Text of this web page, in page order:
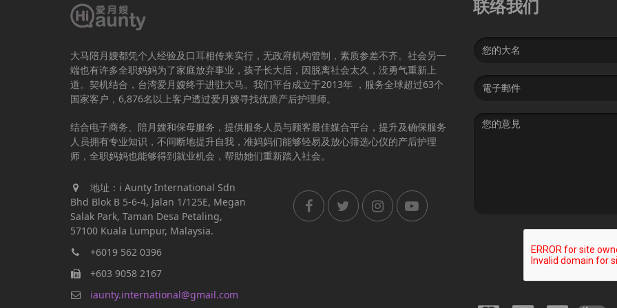
大马陪月嫂都凭个人经验及口耳相传来实行，无政府机构管制，素质参差不齐。社会另一
端也有许多全职妈妈为了家庭放弃事业，孩子长大后，因脱离社会太久，没勇气重新上
道。契机结合，台湾爱月嫂终于进驻大马。我们平台成立于2013年 ，服务全球超过63个
国家客户，6,876名以上客户透过爱月嫂寻找优质产后护理师。
结合电子商务、陪月嫂和保母服务，提供服务人员与顾客最佳媒合平台，提升及确保服务
人员拥有专业知识，不间断地提升自我，准妈妈们能够轻易及放心筛选心仪的产后护理
师，全职妈妈也能够得到就业机会，帮助她们重新踏入社会。
地址：i Aunty International Sdn
Bhd Blok B 5-6-4, Jalan 1/125E, Megan
Salak Park, Taman Desa Petaling,
57100 Kuala Lumpur, Malaysia.
+6019 562 0396
+603 9058 2167
iaunty.international@gmail.com
联络我们
Name
Email
address
Message